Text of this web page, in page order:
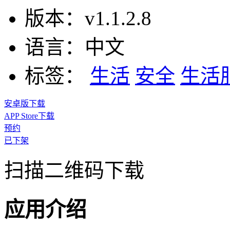
版本： v1.1.2.8
语言： 中文
标签：
生活 安全 生活
安卓版下载
APP Store下载
预约
已下架
扫描二维码下载
应用介绍